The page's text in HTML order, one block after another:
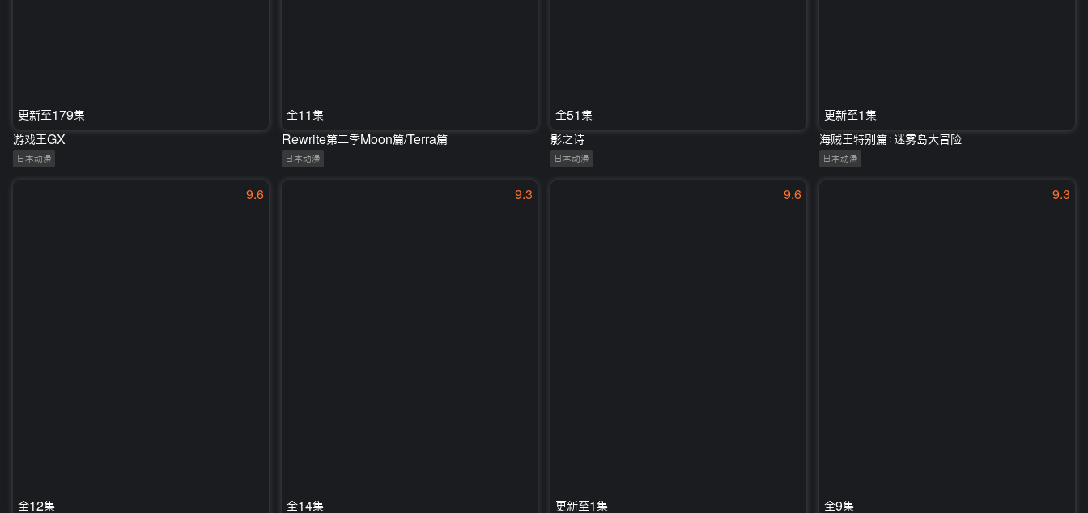
更新至179集
游戏王GX
日本动漫
全11集
Rewrite第二季Moon篇/Terra篇
日本动漫
全51集
影之诗
日本动漫
更新至1集
海贼王特别篇：迷雾岛大冒险
日本动漫
9.6
全12集
9.3
全14集
9.6
更新至1集
9.3
全9集